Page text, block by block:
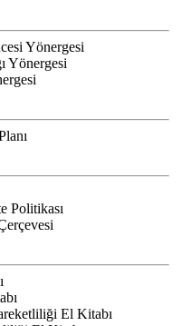
Yönergesi
Yönergesi
Politikası
El Kitabı